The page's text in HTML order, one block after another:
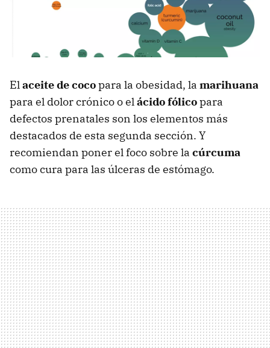
Elaceite de cocopara la obesidad, la marihuana
para el dolor crónico o elácido fólicopara
defectos prenatales son los elementos más
destacados de esta segunda sección. Y
recomiendan poner el foco sobre la cúrcuma
como cura para las úlceras de estómago.